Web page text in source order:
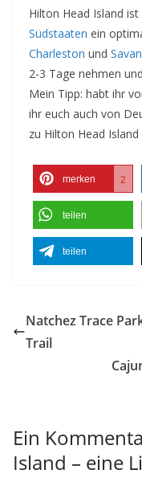
Hilton Head Island
Südstaaten ein
Charleston und
2-3 Tage nehmen
Mein Tipp: habt ihr
ihr euch auch von
zu Hilton Head Island
merken 2
teilen
teilen
Natchez Trace
Trail
Ein
Island – eine